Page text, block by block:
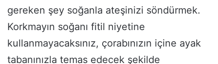
gereken şey soğanla ateşinizi söndürmek.
Korkmayın soğanı fitil niyetine
kullanmayacaksınız, çorabınızın içine ayak
tabanınızla temas edecek şekilde